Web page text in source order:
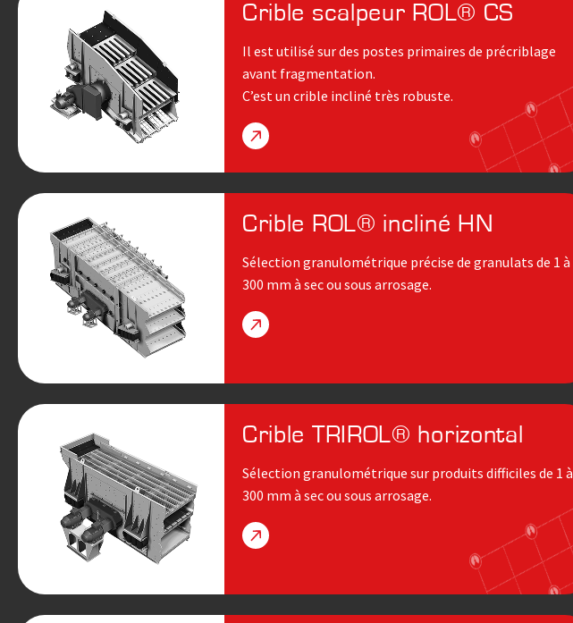
Crible scalpeur ROL® CS
Il est utilisé sur des postes primaires de précriblage
avant fragmentation.
C’est un crible incliné très robuste.
Crible ROL® incliné HN
Sélection granulométrique précise de granulats de 1 à
300 mm à sec ou sous arrosage.
Crible TRIROL® horizontal
Sélection granulométrique sur produits difficiles de 1 à
300 mm à sec ou sous arrosage.